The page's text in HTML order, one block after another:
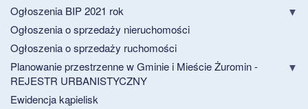
Ogłoszenia BIP 2021 rok
Ogłoszenia o sprzedaży nieruchomości
Ogłoszenia o sprzedaży ruchomości
Planowanie przestrzenne w Gminie i Mieście Żuromin -
REJESTR URBANISTYCZNY
Ewidencja kąpielisk